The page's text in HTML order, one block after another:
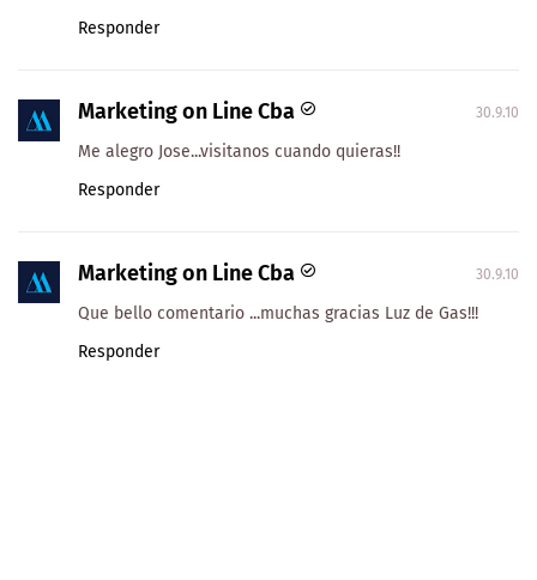
Responder
Marketing on Line Cba 30.9.10
Me alegro Jose...visitanos cuando quieras!!
Responder
Marketing on Line Cba 30.9.10
Que bello comentario ...muchas gracias Luz de Gas!!!
Responder